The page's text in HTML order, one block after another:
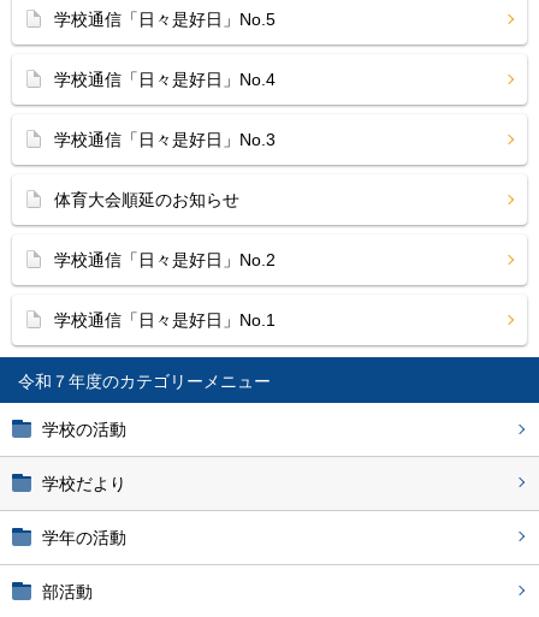
令和７年度
学校の活動
学校だより
学年の活動
部活動
学校通信「日々是好日」No.5
学校通信「日々是好日」No.4
学校通信「日々是好日」No.3
体育大会順延のお知らせ
学校通信「日々是好日」No.2
学校通信「日々是好日」No.1